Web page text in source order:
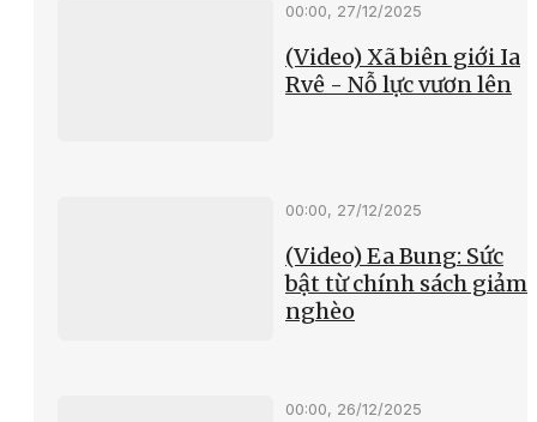
00:00, 27/12/2025
(Video) Xã biên giới Ia
Rvê - Nỗ lực vươn lên
00:00, 27/12/2025
(Video) Ea Bung: Sức
bật từ chính sách giảm
nghèo
00:00, 26/12/2025